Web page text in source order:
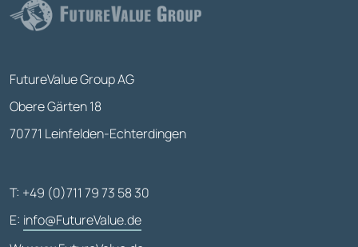
FutureValue Group AG
Obere Gärten 18
70771 Leinfelden-Echterdingen
T: +49 (0)711 79 73 58 30
E: info@FutureValue.de